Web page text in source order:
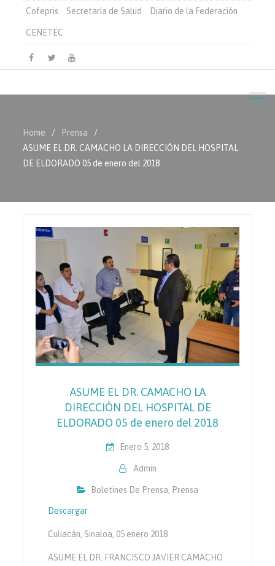
Cofepris Secretaría de Salud Diario de la Federación
CENETEC
Facebook
TwitterYoutube
Home
Prensa
ASUME EL DR. CAMACHO LA DIRECCIÓN DEL HOSPITAL
DE ELDORADO 05 de enero del 2018
ASUME EL DR. CAMACHO LA
DIRECCIÓN DEL HOSPITAL DE
ELDORADO 05 de enero del 2018
Enero 5, 2018
Admin
Boletines De Prensa, Prensa
Descargar
Culiacán, Sinaloa, 05 enero 2018
ASUME EL DR. FRANCISCO JAVIER CAMACHO